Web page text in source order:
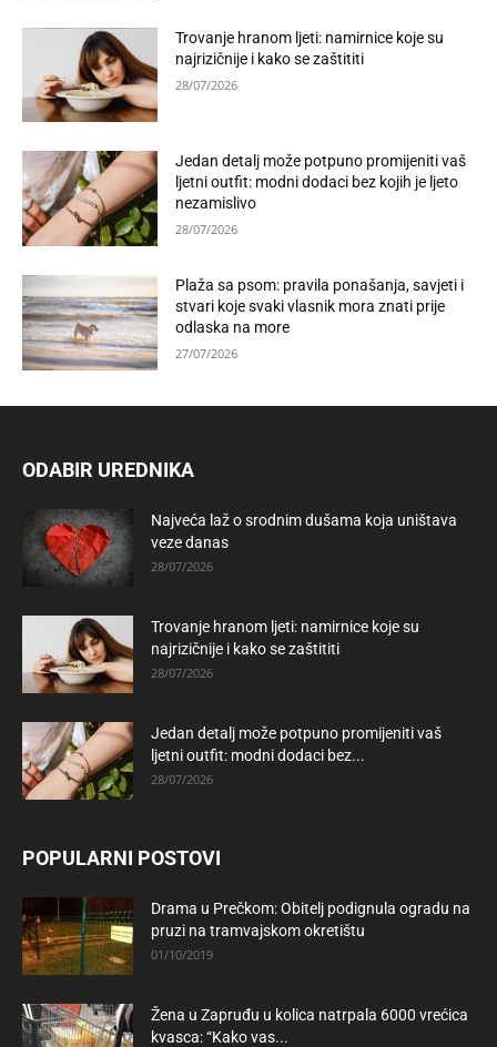
Trovanje hranom ljeti: namirnice koje su
najrizičnije i kako se zaštititi
28/07/2026
Jedan detalj može potpuno promijeniti vaš
ljetni outfit: modni dodaci bez kojih je ljeto
nezamislivo
28/07/2026
Plaža sa psom: pravila ponašanja, savjeti i
stvari koje svaki vlasnik mora znati prije
odlaska na more
27/07/2026
ODABIR UREDNIKA
Najveća laž o srodnim dušama koja uništava
veze danas
28/07/2026
Trovanje hranom ljeti: namirnice koje su
najrizičnije i kako se zaštititi
28/07/2026
Jedan detalj može potpuno promijeniti vaš
ljetni outfit: modni dodaci bez...
28/07/2026
POPULARNI POSTOVI
Drama u Prečkom: Obitelj podignula ogradu na
pruzi na tramvajskom okretištu
01/10/2019
Žena u Zapruđu u kolica natrpala 6000 vrećica
kvasca: “Kako vas...